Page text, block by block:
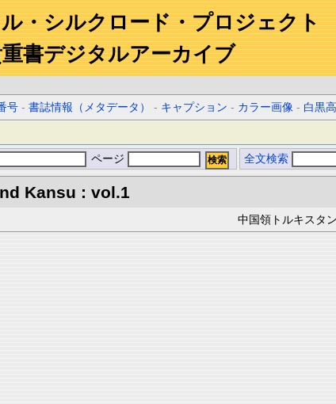
・シルクロード・プロジェクト
書デジタルアーカイブ
号 -書誌情報（メタデータ） - キャプション - カラー画像 - 白黒
ページ 全文検索
Kansu : vol.1
中国領トルキスタ